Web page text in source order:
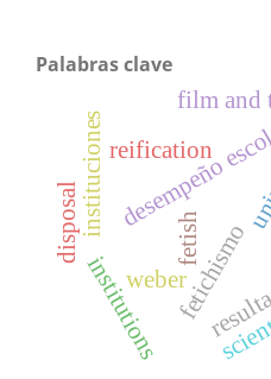
Palabras clave
fetichismo
desempeño
weber
institutions
instituciones
fetish
disposal
reification
film and